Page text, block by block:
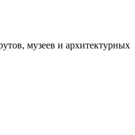
музеев и архитектурных